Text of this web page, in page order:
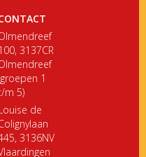
3137CR
1
m 5)
de
3136NV